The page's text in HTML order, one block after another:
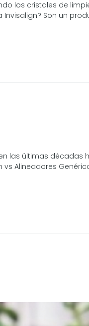
los cristales de
Son un
las últimas décadas
Alineadores